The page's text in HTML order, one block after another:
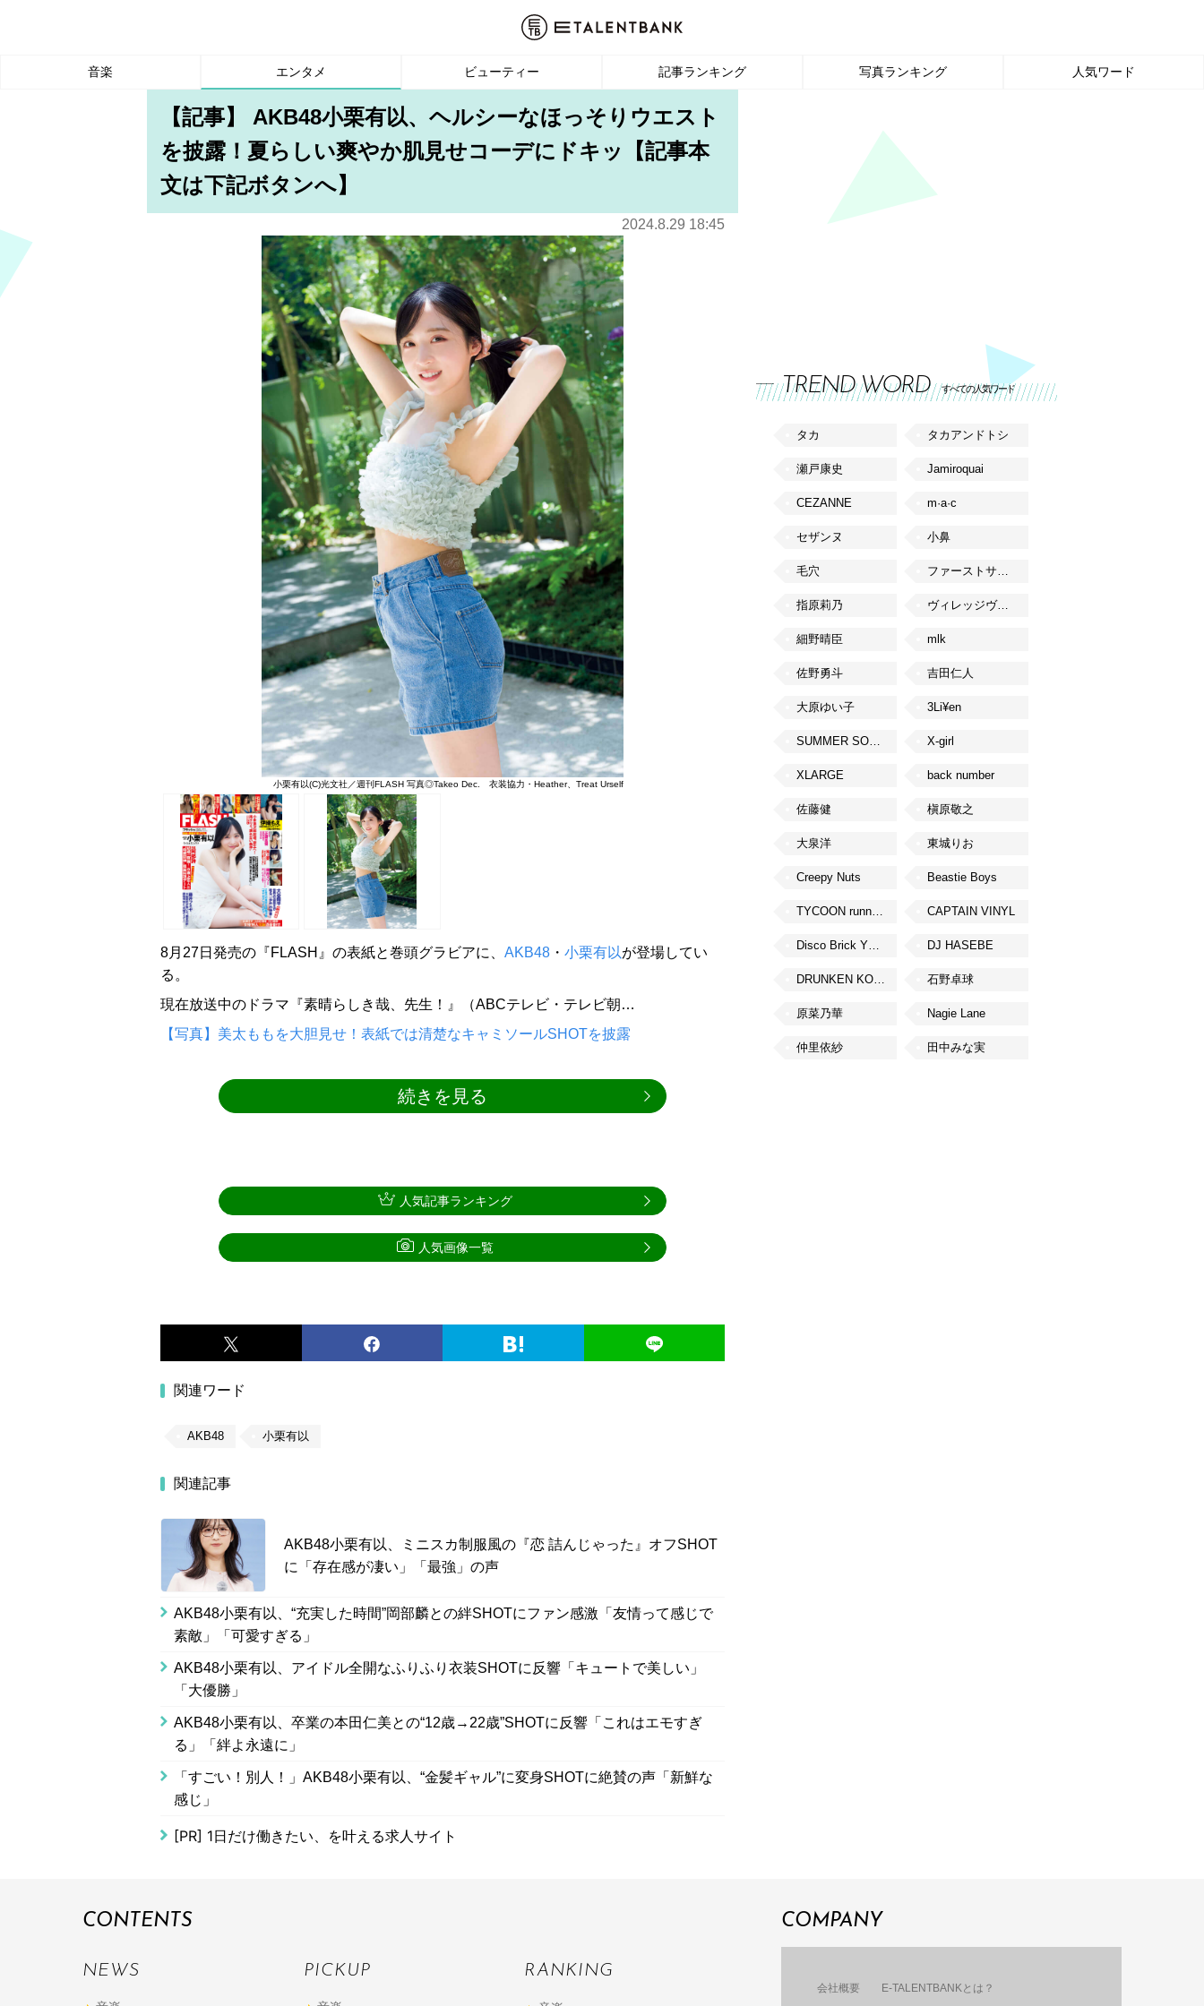
音楽 エンタメ ビューティー 記事ランキング 写真ランキング 人気ワード
【記事】 AKB48小栗有以、ヘルシーなほっそりウエスト
を披露！夏らしい爽やか肌見せコーデにドキッ【記事本
文は下記ボタンへ】
2024.8.29 18:45
小栗有以(C)光文社／週刊FLASH 写真◎Takeo Dec. 衣装協力・Heather、Treat Urself
8月27日発売の『FLASH』の表紙と巻頭グラビアに、 AKB48 ・ 小栗有以が登場してい
る。
現在放送中のドラマ『素晴らしき哉、先生！』（ABCテレビ・テレビ朝…
【写真】美太ももを大胆見せ！表紙では清楚なキャミソールSHOTを披露
続きを見る
関連ワード
AKB48 小栗有以
関連記事
AKB48小栗有以、ミニスカ制服風の『恋 詰んじゃった』オフSHOT
に「存在感が凄い」「最強」の声
AKB48小栗有以、“充実した時間”岡部麟との絆SHOTにファン感激「友情って感じで
素敵」「可愛すぎる」
AKB48小栗有以、アイドル全開なふりふり衣装SHOTに反響「キュートで美しい」
「大優勝」
AKB48小栗有以、卒業の本田仁美との“12歳→22歳”SHOTに反響「これはエモすぎ
る」「絆よ永遠に」
「すごい！別人！」AKB48小栗有以、“金髪ギャル”に変身SHOTに絶賛の声「新鮮な
感じ」
[PR] 1日だけ働きたい、を叶える求人サイト
人気記事ランキング
人気画像一覧
TREND WORD すべての人気ワード
タカ タカアンドトシ
瀬戸康史 Jamiroquai
CEZANNE m·a·c
セザンヌ 小鼻
毛穴 ファーストサマーウイカ
指原莉乃 ヴィレッジヴァンガード
細野晴臣 mlk
佐野勇斗 吉田仁人
大原ゆい子 3Li¥en
SUMMER SONIC X-girl
XLARGE back number
佐藤健 槇原敬之
大泉洋 東城りお
Creepy Nuts Beastie Boys
TYCOON running CAPTAIN VINYL
Disco Brick YOKOHAMA DJ HASEBE
DRUNKEN KONG 石野卓球
原菜乃華 Nagie Lane
仲里依紗 田中みな実
CONTENTS
NEWS PICKUP RANKING
COMPANY
会社概要 E-TALENTBANKとは？